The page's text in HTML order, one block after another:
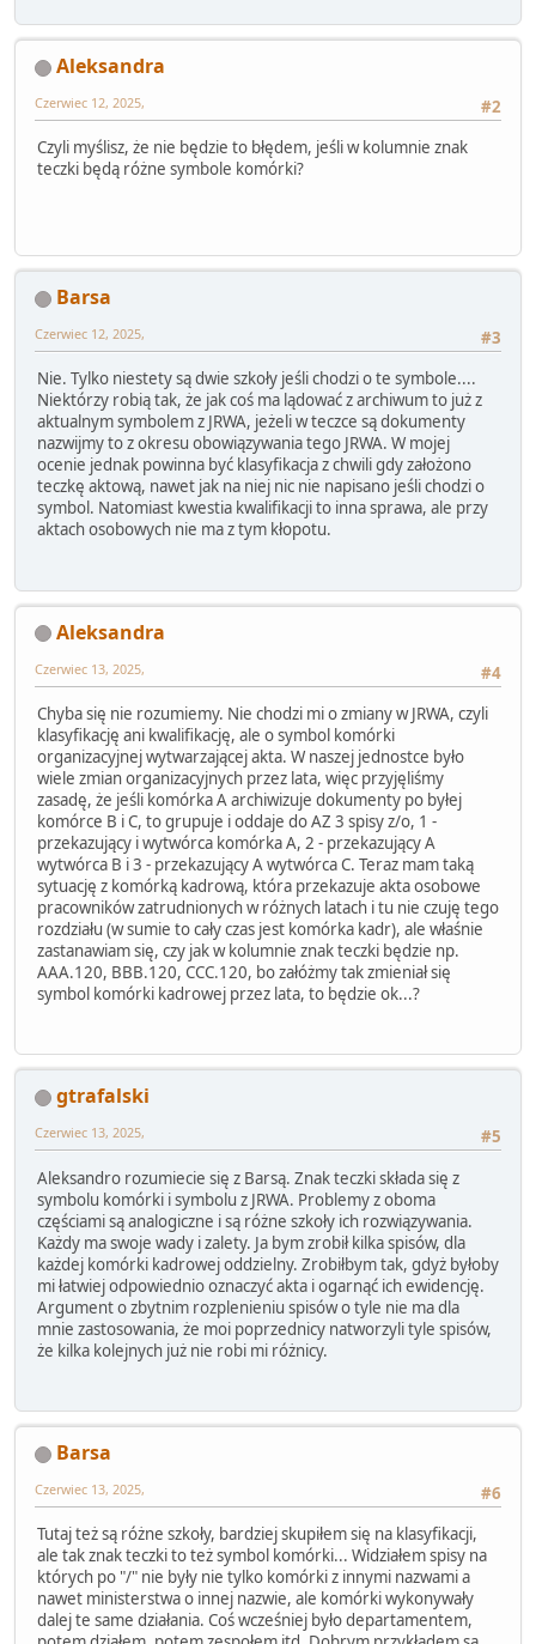
Aleksandra
#2
Czerwiec 12, 2025,
Czyli myślisz, że nie będzie to błędem, jeśli w kolumnie znak
teczki będą różne symbole komórki?
Barsa
#3
Czerwiec 12, 2025,
Nie. Tylko niestety są dwie szkoły jeśli chodzi o te symbole....
Niektórzy robią tak, że jak coś ma lądować z archiwum to już z
aktualnym symbolem z JRWA, jeżeli w teczce są dokumenty
nazwijmy to z okresu obowiązywania tego JRWA. W mojej
ocenie jednak powinna być klasyfikacja z chwili gdy założono
teczkę aktową, nawet jak na niej nic nie napisano jeśli chodzi o
symbol. Natomiast kwestia kwalifikacji to inna sprawa, ale przy
aktach osobowych nie ma z tym kłopotu.
Aleksandra
#4
Czerwiec 13, 2025,
Chyba się nie rozumiemy. Nie chodzi mi o zmiany w JRWA, czyli
klasyfikację ani kwalifikację, ale o symbol komórki
organizacyjnej wytwarzającej akta. W naszej jednostce było
wiele zmian organizacyjnych przez lata, więc przyjęliśmy
zasadę, że jeśli komórka A archiwizuje dokumenty po byłej
komórce B i C, to grupuje i oddaje do AZ 3 spisy z/o, 1 -
przekazujący i wytwórca komórka A, 2 - przekazujący A
wytwórca B i 3 - przekazujący A wytwórca C. Teraz mam taką
sytuację z komórką kadrową, która przekazuje akta osobowe
pracowników zatrudnionych w różnych latach i tu nie czuję tego
rozdziału (w sumie to cały czas jest komórka kadr), ale właśnie
zastanawiam się, czy jak w kolumnie znak teczki będzie np.
AAA.120, BBB.120, CCC.120, bo załóżmy tak zmieniał się
symbol komórki kadrowej przez lata, to będzie ok...?
gtrafalski
#5
Czerwiec 13, 2025,
Aleksandro rozumiecie się z Barsą. Znak teczki składa się z
symbolu komórki i symbolu z JRWA. Problemy z oboma
częściami są analogiczne i są różne szkoły ich rozwiązywania.
Każdy ma swoje wady i zalety. Ja bym zrobił kilka spisów, dla
każdej komórki kadrowej oddzielny. Zrobiłbym tak, gdyż byłoby
mi łatwiej odpowiednio oznaczyć akta i ogarnąć ich ewidencję.
Argument o zbytnim rozplenieniu spisów o tyle nie ma dla
mnie zastosowania, że moi poprzednicy natworzyli tyle spisów,
że kilka kolejnych już nie robi mi różnicy.
Barsa
#6
Czerwiec 13, 2025,
Tutaj też są różne szkoły, bardziej skupiłem się na klasyfikacji,
ale tak znak teczki to też symbol komórki... Widziałem spisy na
których po "/" nie były nie tylko komórki z innymi nazwami a
nawet ministerstwa o innej nazwie, ale komórki wykonywały
dalej te same działania. Coś wcześniej było departamentem,